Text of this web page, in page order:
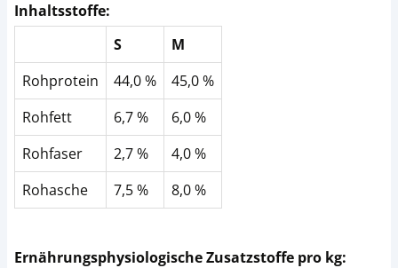
Inhaltsstoffe:
S
M
Rohprotein
44,0 %
45,0 %
Rohfett
6,7 %
6,0 %
Rohfaser
2,7 %
4,0 %
Rohasche
7,5 % 8,0 %
Ernährungsphysiologische Zusatzstoffe pro kg: